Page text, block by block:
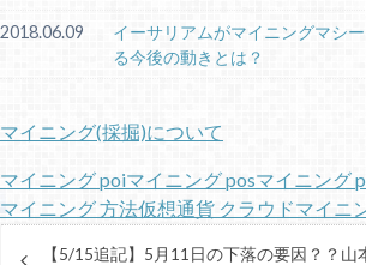
2018.06.09
イーサリアムがマイニングマシ
る今後の動きとは？
マイニング(採掘)について
マイニング poiマイニング posマイニング
マイニング 方法仮想通貨 クラウドマイニ
【5/15追記】5月11日の下落の要因？？山